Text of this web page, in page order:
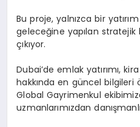
Bu proje, yalnızca bir yatırı
geleceğine yapılan stratejik
çıkıyor.
Dubai’de emlak yatırımı,
hakkında en güncel bilgileri
Global Gayrimenkul
uzmanlarımızdan danışmanlı